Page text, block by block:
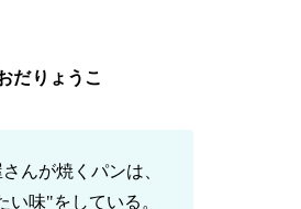
だりょうこ
んが焼くパンは、
い味"をしている。